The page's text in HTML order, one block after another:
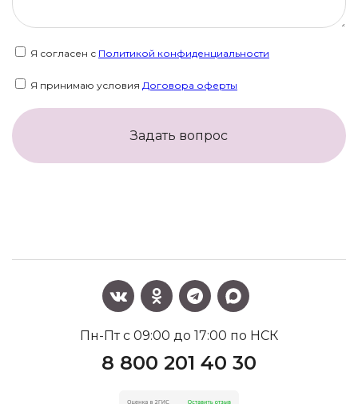
Я согласен с Политикой конфиденциальности
Я принимаю условия Договора оферты
Задать вопрос
Пн-Пт с 09:00 до 17:00 по НСК
8 800 201 40 30